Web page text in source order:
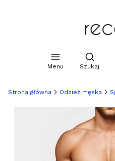
Menu
Otwórz
Szukaj
Strona główna Odzież męska